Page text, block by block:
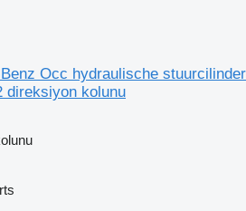
Occ hydraulische stuurcilinder
direksiyon kolunu